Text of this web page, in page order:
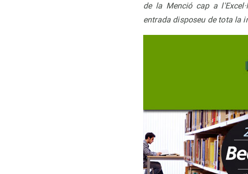
de la Menció cap a
entrada disposeu de tota la